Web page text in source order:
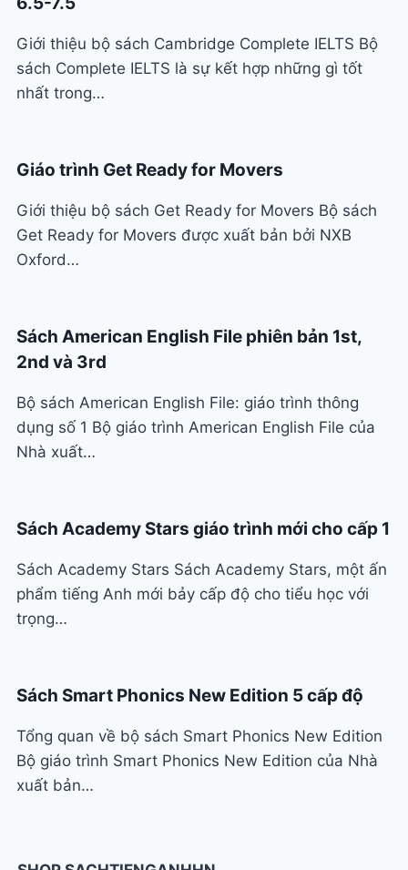
Giới thiệu bộ sách Cambridge Complete IELTS Bộ
sách Complete IELTS là sự kết hợp những gì tốt
nhất trong…
Giáo trình Get Ready for Movers
Giới thiệu bộ sách Get Ready for Movers Bộ sách
Get Ready for Movers được xuất bản bởi NXB
Oxford…
Sách American English File phiên bản 1st,
2nd và 3rd
Bộ sách American English File: giáo trình thông
dụng số 1 Bộ giáo trình American English File của
Nhà xuất…
Sách Academy Stars giáo trình mới cho cấp 1
Sách Academy Stars Sách Academy Stars, một ấn
phẩm tiếng Anh mới bảy cấp độ cho tiểu học với
trọng…
Sách Smart Phonics New Edition 5 cấp độ
Tổng quan về bộ sách Smart Phonics New Edition
Bộ giáo trình Smart Phonics New Edition của Nhà
xuất bản…